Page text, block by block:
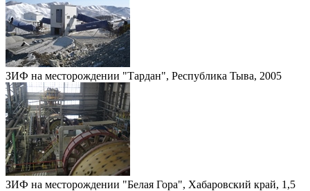
ЗИФ на месторождении "Тардан", Республика Тыва, 2005
ЗИФ на месторождении "Белая Гора", Хабаровский край, 1,5